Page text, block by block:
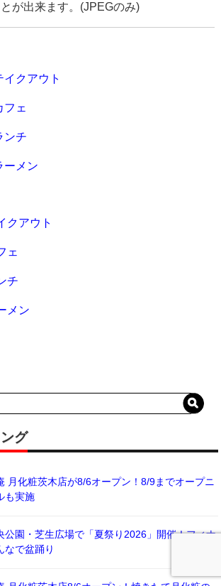
が出来ます。(JPEGのみ)
イクアウト
フェ
ンチ
ーメン
クアウト
ェ
チ
メン
グ
月化粧茨木店が8/6オープン！8/9までオープニ
も実施
公園・芝生広場で「夏祭り2026」開催！フィナ
なで盆踊り